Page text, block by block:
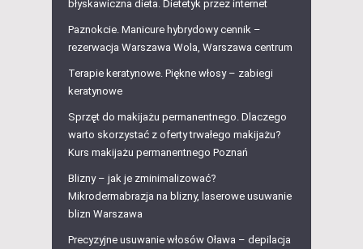
błyskawiczna dieta. Dietetyk przez internet
Paznokcie. Manicure hybrydowy cennik –
rezerwacja Warszawa Wola, Warszawa centrum
Terapie keratynowe. Piękne włosy – zabiegi
keratynowe
Sprzęt do makijażu permanentnego. Dlaczego
warto skorzystać z oferty trwałego makijażu?
Kurs makijażu permanentnego Poznań
Blizny – jak je zminimalizować?
Mikrodermabrazja na blizny, laserowe usuwanie
blizn Warszawa
Precyzyjne usuwanie włosów Oława – depilacja